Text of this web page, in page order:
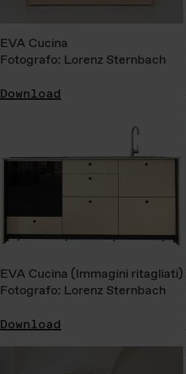
EVA Cucina
Fotografo: Lorenz Sternbach
Download
EVA Cucina (Immagini ritagliati)
Fotografo: Lorenz Sternbach
Download